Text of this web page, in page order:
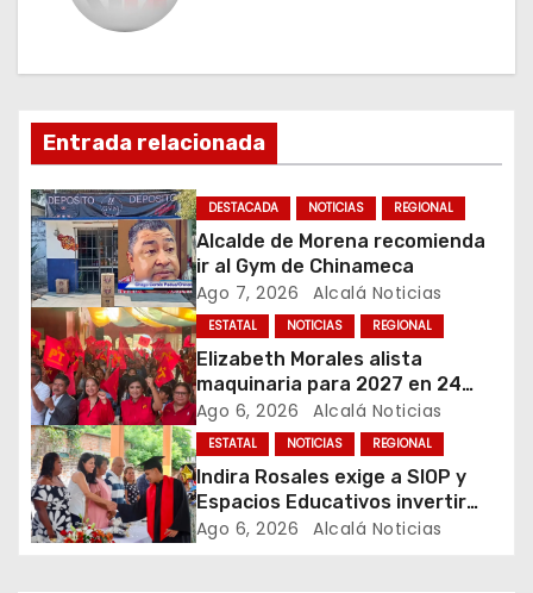
c
i
ó
n
d
e
e
n
t
r
Entrada relacionada
DESTACADA NOTICIAS REGIONAL
Alcalde de Morena recomienda
ir al Gym de Chinameca
Ago 7, 2026 Alcalá Noticias
ESTATAL NOTICIAS REGIONAL
Elizabeth Morales alista
maquinaria para 2027 en 24
municipios de Veracruz
Ago 6, 2026 Alcalá Noticias
ESTATAL NOTICIAS REGIONAL
Indira Rosales exige a SIOP y
Espacios Educativos invertir
760 millones de pesos en obras
Ago 6, 2026 Alcalá Noticias